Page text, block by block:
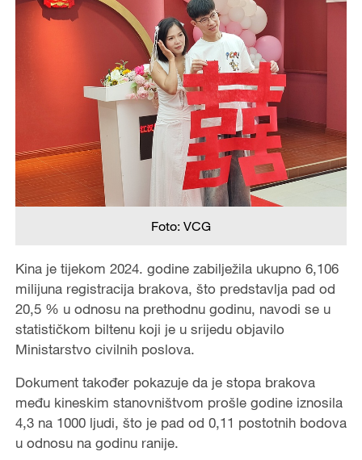
Foto: VCG
Kina je tijekom 2024. godine zabilježila ukupno 6,106
milijuna registracija brakova, što predstavlja pad od
20,5 % u odnosu na prethodnu godinu, navodi se u
statističkom biltenu koji je u srijedu objavilo
Ministarstvo civilnih poslova.
Dokument također pokazuje da je stopa brakova
među kineskim stanovništvom prošle godine iznosila
4,3 na 1000 ljudi, što je pad od 0,11 postotnih bodova
u odnosu na godinu ranije.